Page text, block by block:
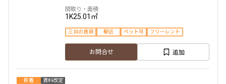
1K25.01㎡
三井の賃貸 駅近 ペット可 フリーレント
お問合せ 追加
新着 賃料改定